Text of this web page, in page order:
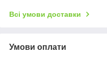
Всі умови доставки
Умови оплати